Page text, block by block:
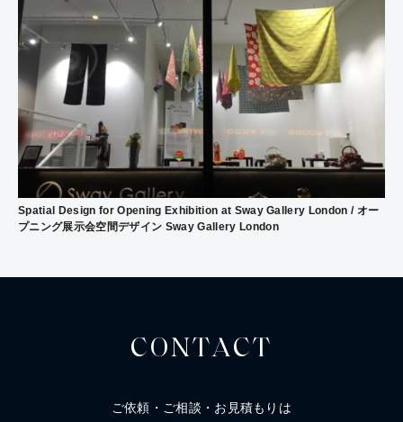
Spatial Design for Opening Exhibition at Sway Gallery London / オー
プニング展示会空間デザイン Sway Gallery London
CONTACT
ご依頼・ご相談・お見積もりは